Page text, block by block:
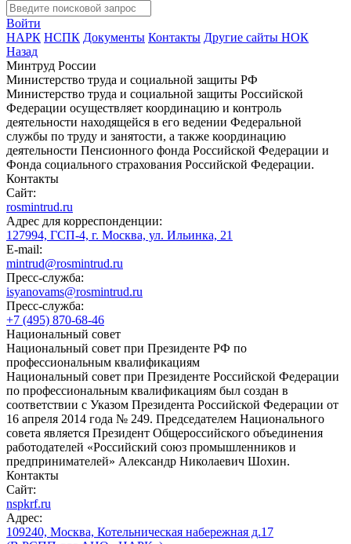
Войти
НАРК НСПК Документы Контакты Другие сайты НОК
Назад
Минтруд России
Министерство труда и социальной защиты РФ
Министерство труда и социальной защиты Российской
Федерации осуществляет координацию и контроль
деятельности находящейся в его ведении Федеральной
службы по труду и занятости, а также координацию
деятельности Пенсионного фонда Российской Федерации и
Фонда социального страхования Российской Федерации.
Контакты
Сайт:
rosmintrud.ru
Адрес для корреспонденции:
127994, ГСП-4, г. Москва, ул. Ильинка, 21
E-mail:
mintrud@rosmintrud.ru
Пресс-служба:
isyanovams@rosmintrud.ru
Пресс-служба:
+7 (495) 870-68-46
Национальный совет
Национальный совет при Президенте РФ по
профессиональным квалификациям
Национальный совет при Президенте Российской Федерации
по профессиональным квалификациям был создан в
соответствии с Указом Президента Российской Федерации от
16 апреля 2014 года № 249. Председателем Национального
совета является Президент Общероссийского объединения
работодателей «Российский союз промышленников и
предпринимателей» Александр Николаевич Шохин.
Контакты
Сайт:
nspkrf.ru
Адрес:
109240, Москва, Котельническая набережная д.17